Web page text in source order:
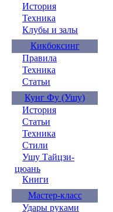
История
Техника
Клубы и залы
Кикбоксинг
Правила
Техника
Статьи
Кунг Фу (Ушу)
История
Статьи
Техника
Стили
Ушу Тайцзи-
цюань
Книги
Мастер-класс
Удары руками